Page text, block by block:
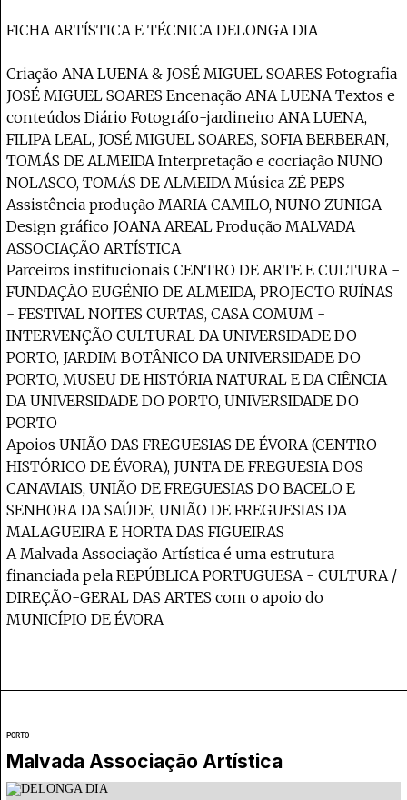
FICHA ARTÍSTICA E TÉCNICA DELONGA DIA
Criação ANA LUENA & JOSÉ MIGUEL SOARES Fotografia
JOSÉ MIGUEL SOARES Encenação ANA LUENA Textos e
conteúdos Diário Fotográfo-jardineiro ANA LUENA,
FILIPA LEAL, JOSÉ MIGUEL SOARES, SOFIA BERBERAN,
TOMÁS DE ALMEIDA Interpretação e cocriação NUNO
NOLASCO, TOMÁS DE ALMEIDA Música ZÉ PEPS
Assistência produção MARIA CAMILO, NUNO ZUNIGA
Design gráfico JOANA AREAL Produção MALVADA
ASSOCIAÇÃO ARTÍSTICA
Parceiros institucionais CENTRO DE ARTE E CULTURA -
FUNDAÇÃO EUGÉNIO DE ALMEIDA, PROJECTO RUÍNAS
- FESTIVAL NOITES CURTAS, CASA COMUM -
INTERVENÇÃO CULTURAL DA UNIVERSIDADE DO
PORTO, JARDIM BOTÂNICO DA UNIVERSIDADE DO
PORTO, MUSEU DE HISTÓRIA NATURAL E DA CIÊNCIA
DA UNIVERSIDADE DO PORTO, UNIVERSIDADE DO
PORTO
Apoios UNIÃO DAS FREGUESIAS DE ÉVORA (CENTRO
HISTÓRICO DE ÉVORA), JUNTA DE FREGUESIA DOS
CANAVIAIS, UNIÃO DE FREGUESIAS DO BACELO E
SENHORA DA SAÚDE, UNIÃO DE FREGUESIAS DA
MALAGUEIRA E HORTA DAS FIGUEIRAS
A Malvada Associação Artística é uma estrutura
financiada pela REPÚBLICA PORTUGUESA - CULTURA /
DIREÇÃO-GERAL DAS ARTES com o apoio do
MUNICÍPIO DE ÉVORA
PORTO
Malvada Associação Artística